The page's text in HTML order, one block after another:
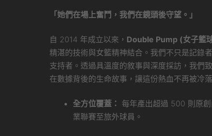
「她們在場上奮鬥，我們在鏡頭後守望。」
自 2014 年成立以來， Double Pump (女子籃
精湛的技術與女籃精神結合。我們不只是記錄
支持者。透過具溫度的敘事與深度採訪，我們
在數據背後的生命故事，讓這份熱血不再被冷落
全方位覆蓋： 每年產出超過 500 則原
業聯賽至旅外球員。